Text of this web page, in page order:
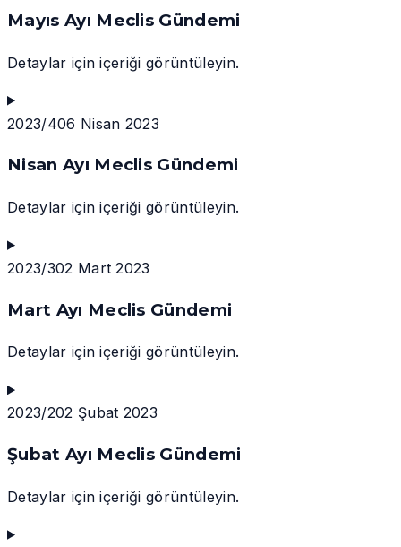
Mayıs Ayı Meclis Gündemi
Detaylar için içeriği görüntüleyin.
2023/406 Nisan 2023
Nisan Ayı Meclis Gündemi
Detaylar için içeriği görüntüleyin.
2023/302 Mart 2023
Mart Ayı Meclis Gündemi
Detaylar için içeriği görüntüleyin.
2023/202 Şubat 2023
Şubat Ayı Meclis Gündemi
Detaylar için içeriği görüntüleyin.